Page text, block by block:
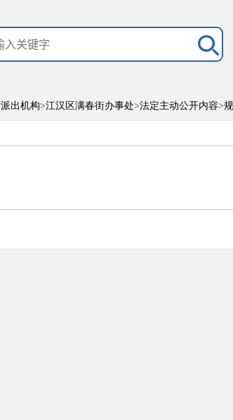
出机构>江汉区满春街办事处>法定主动公开内容>